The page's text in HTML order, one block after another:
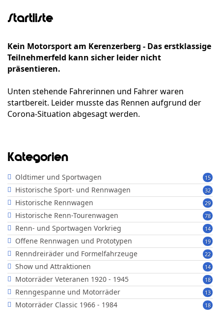
Startliste
Kein Motorsport am Kerenzerberg - Das erstklassige
Teilnehmerfeld kann sicher leider nicht
präsentieren.
Unten stehende Fahrerinnen und Fahrer waren
startbereit. Leider musste das Rennen aufgrund der
Corona-Situation abgesagt werden.
Kategorien
15
Oldtimer und Sportwagen
32
Historische Sport- und Rennwagen
29
Historische Rennwagen
78
Historische Renn-Tourenwagen
14
Renn- und Sportwagen Vorkrieg
19
Offene Rennwagen und Prototypen
22
Renndreiräder und Formelfahrzeuge
14
Show und Attraktionen
18
Motorräder Veteranen 1920 - 1945
13
Renngespanne und Motorräder
18
Motorräder Classic 1966 - 1984